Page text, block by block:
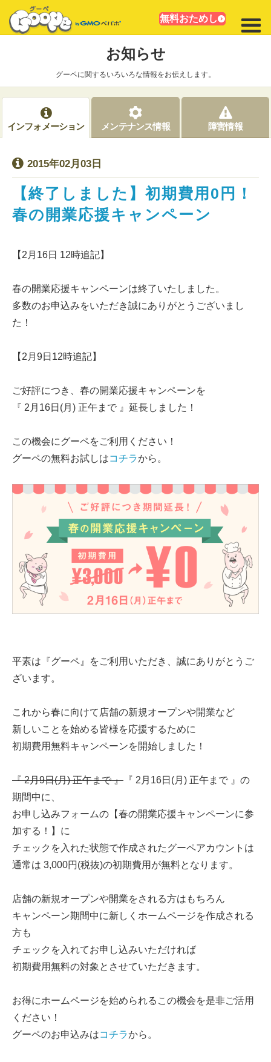
無料おためし
お知らせ
グーペに関するいろいろな情報をお伝えします。
インフォメーション メンテナンス情報 障害情報
2015年02月03日
【終了しました】初期費用0円！
春の開業応援キャンペーン
【2月16日 12時追記】
春の開業応援キャンペーンは終了いたしました。
多数のお申込みをいただき誠にありがとうございまし
た！
【2月9日12時追記】
ご好評につき、春の開業応援キャンペーンを
『 2月16日(月) 正午まで 』延長しました！
この機会にグーペをご利用ください！
グーペの無料お試しはコチラから。
平素は『グーペ』をご利用いただき、誠にありがとうご
ざいます。
これから春に向けて店舗の新規オープンや開業など
新しいことを始める皆様を応援するために
初期費用無料キャンペーンを開始しました！
『 2月9日(月) 正午まで 』 『 2月16日(月) 正午まで 』の
期間中に、
お申し込みフォームの【春の開業応援キャンペーンに参
加する！】に
チェックを入れた状態で作成されたグーペアカウントは
通常は 3,000円(税抜)の初期費用が無料となります。
店舗の新規オープンや開業をされる方はもちろん
キャンペーン期間中に新しくホームページを作成される
方も
チェックを入れてお申し込みいただければ
初期費用無料の対象とさせていただきます。
お得にホームページを始められるこの機会を是非ご活用
ください！
グーペのお申込みはコチラから。